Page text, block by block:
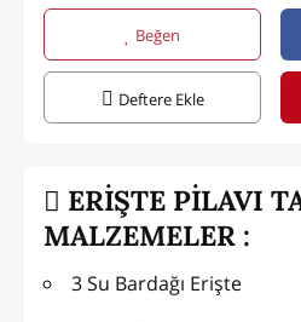
Beğen
Deftere Ekle
ERİŞTE PİLAVI
MALZEMELER :
3 Su Bardağı Erişte